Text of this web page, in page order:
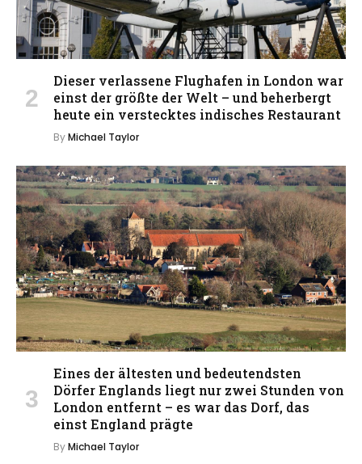
Dieser verlassene Flughafen in London war
einst der größte der Welt – und beherbergt
heute ein verstecktes indisches Restaurant
ByMichael Taylor
Eines der ältesten und bedeutendsten
Dörfer Englands liegt nur zwei Stunden von
London entfernt – es war das Dorf, das
einst England prägte
ByMichael Taylor